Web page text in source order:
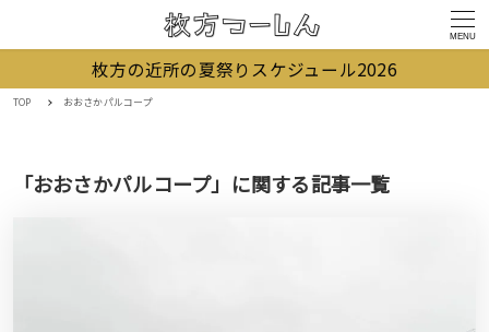
MENU
枚方の近所の夏祭りスケジュール2026
TOP おおさかパルコープ
「おおさかパルコープ」に関する記事一覧